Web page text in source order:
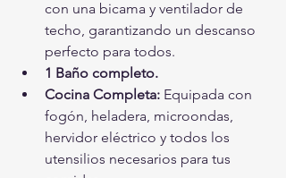
con una bicama y ventilador de
techo, garantizando un descanso
perfecto para todos.
1 Baño completo.
Cocina Completa: Equipada con
fogón, heladera, microondas,
hervidor eléctrico y todos los
utensilios necesarios para tus